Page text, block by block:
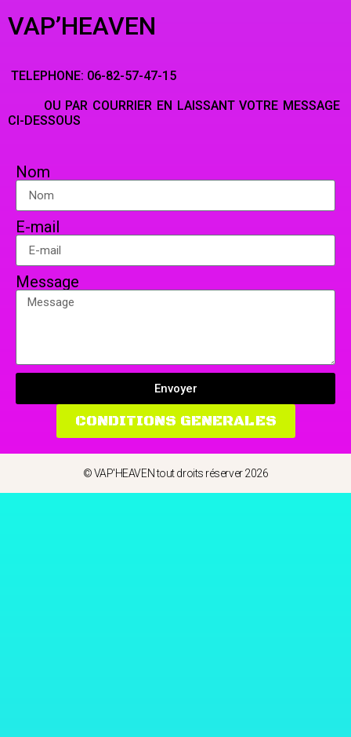
VAP’HEAVEN
TELEPHONE: 06-82-57-47-15
OU PAR COURRIER EN LAISSANT VOTRE MESSAGE
CI-DESSOUS
Nom
E-mail
Message
Envoyer
CONDITIONS GENERALES
© VAP'HEAVEN tout droits réserver 2026